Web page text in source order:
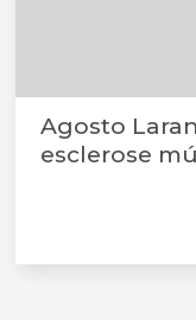
Agosto
esclerose